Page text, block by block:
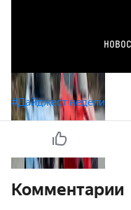
#Дайджест недели
Комментарии